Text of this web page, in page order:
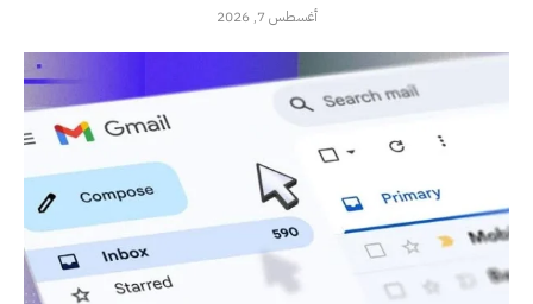
أغسطس 7, 2026